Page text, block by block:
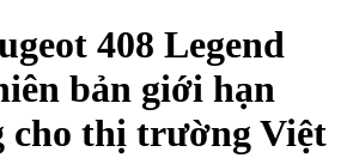
408 Legend
bản giới hạn
cho thị trường Việt